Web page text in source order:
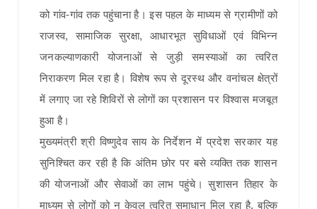
को गांव-गांव तक पहुंचाना है। इस पहल के माध्यम से ग्रामीणों को
राजस्व, सामाजिक सुरक्षा, आधारभूत सुविधाओं एवं विभिन्न
जनकल्याणकारी योजनाओं से जुड़ी समस्याओं का त्वरित
निराकरण मिल रहा है। विशेष रूप से दूरस्थ और वनांचल क्षेत्रों
में लगाए जा रहे शिविरों से लोगों का प्रशासन पर विश्वास मजबूत
हुआ है।
मुख्यमंत्री श्री विष्णुदेव साय के निर्देशन में प्रदेश सरकार यह
सुनिश्चित कर रही है कि अंतिम छोर पर बसे व्यक्ति तक शासन
की योजनाओं और सेवाओं का लाभ पहुंचे। सुशासन तिहार के
माध्यम से लोगों को न केवल त्वरित समाधान मिल रहा है, बल्कि